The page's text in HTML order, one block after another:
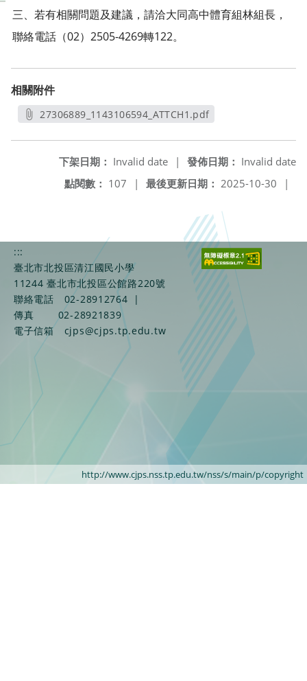
三、若有相關問題及建議，請洽大同高中體育組林組長，
聯絡電話（02）2505-4269轉122。
相關附件
27306889_1143106594_ATTCH1.pdf
發佈日期： Invalid date
下架日期： Invalid date
|
最後更新日期： 2025-10-30 |
點閱數： 107 |
:::
臺北市北投區清江國民小學
11244 臺北市北投區公館路220號
聯絡電話
02-28912764
|
傳真
02-28921839
電子信箱
cjps@cjps.tp.edu.tw
http://www.cjps.nss.tp.edu.tw/nss/s/main/p/copyright